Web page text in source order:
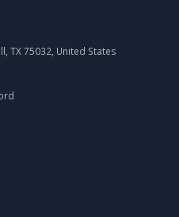
TX 75032, United States